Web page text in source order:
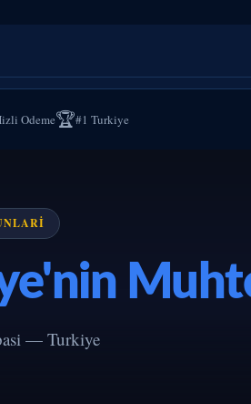
Odeme🏆#1 Turkiye
— Turkiye